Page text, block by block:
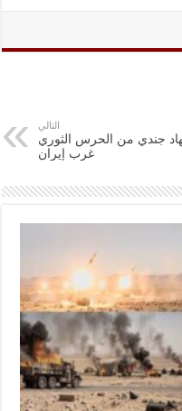
التالي
جندي من الحرس الثوري
غرب إيران